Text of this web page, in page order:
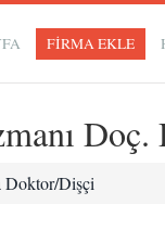
FİRMA EKLE
Doktor/Dişçi